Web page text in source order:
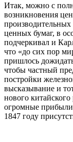
Итак, можно с
возникновения
ценных бумаг, в
подчеркивал и
что «до сих пор
пришлось
чтобы частный
постройки
высказывание и
нового
огромные
1847 году